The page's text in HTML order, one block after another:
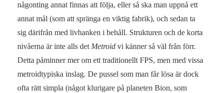
någonting annat finnas att följa, eller så ska man uppnå ett
annat mål (som att spränga en viktig fabrik), och sedan ta
sig därifrån med livhanken i behåll. Strukturen och de korta
nivåerna är inte alls det Metroid vi känner så väl från förr.
Detta påminner mer om ett traditionellt FPS, men med vissa
metroidtypiska inslag. De pussel som man får lösa är dock
ofta rätt simpla (något klurigare på planeten Bion, som